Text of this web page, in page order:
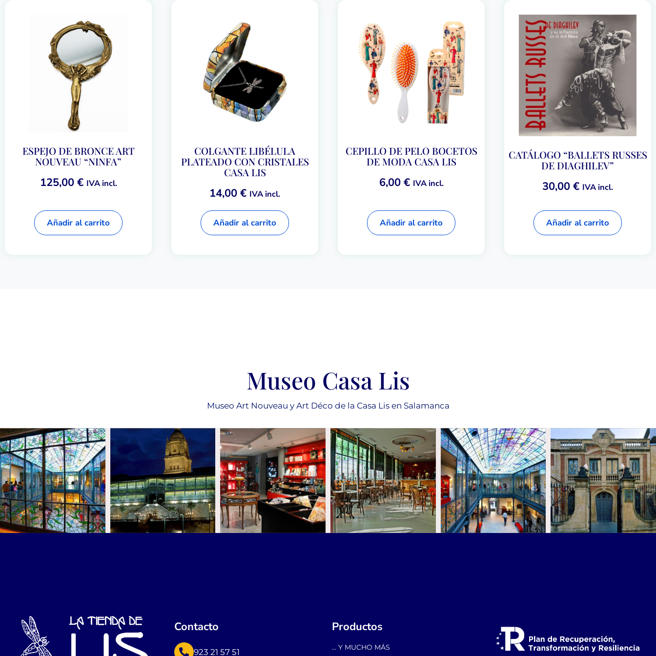
ESPEJO DE BRONCE ART
NOUVEAU “NINFA”
125,00 € IVA incl.
Añadir al carrito
COLGANTE LIBÉLULA
PLATEADO CON CRISTALES
CASA LIS
14,00 € IVA incl.
Añadir al carrito
CEPILLO DE PELO BOCETOS
DE MODA CASA LIS
6,00 € IVA incl.
Añadir al carrito
CATÁLOGO “BALLETS RUSSES
DE DIAGHILEV”
30,00 € IVA incl.
Añadir al carrito
Museo Casa Lis
Museo Art Nouveau y Art Déco de la Casa Lis en Salamanca
Contacto
923 21 57 51
Productos
... Y MUCHO MÁS